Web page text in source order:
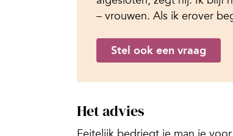
– vrouwen. Als ik erover
Stel ook een vraag
Het advies